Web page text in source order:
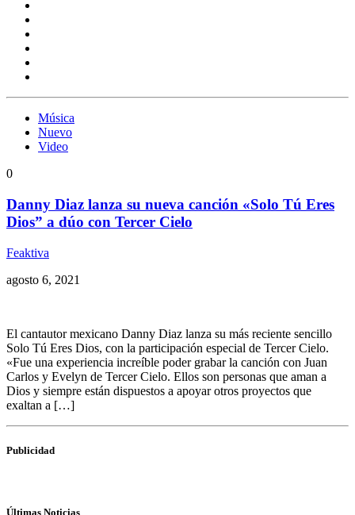
Música
Nuevo
Video
0
Danny Diaz lanza su nueva canción «Solo Tú Eres
Dios” a dúo con Tercer Cielo
Feaktiva
agosto 6, 2021
El cantautor mexicano Danny Diaz lanza su más reciente sencillo
Solo Tú Eres Dios, con la participación especial de Tercer Cielo.
«Fue una experiencia increíble poder grabar la canción con Juan
Carlos y Evelyn de Tercer Cielo. Ellos son personas que aman a
Dios y siempre están dispuestos a apoyar otros proyectos que
exaltan a […]
Publicidad
Últimas Noticias